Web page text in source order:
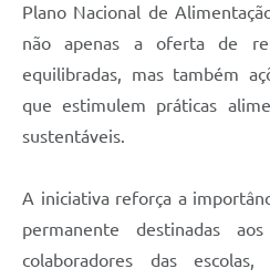
Plano Nacional de
não apenas a oferta de
equilibradas, mas também
que estimulem práticas
sustentáveis.
A iniciativa reforça a
permanente destinadas
colaboradores das